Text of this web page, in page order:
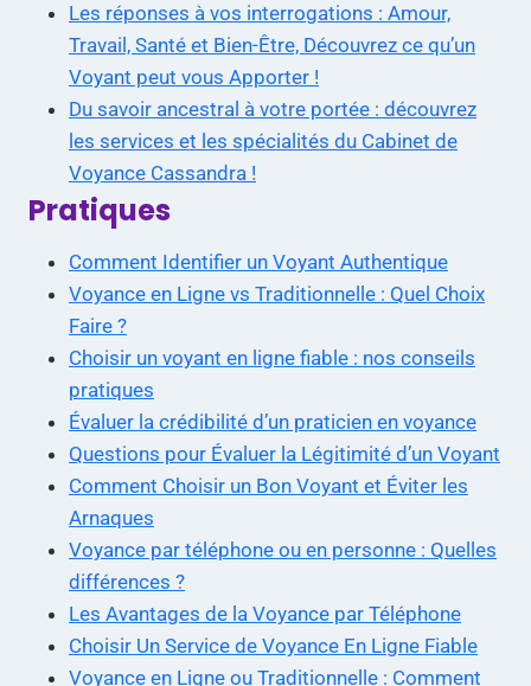
Les réponses à vos interrogations : Amour,
Travail, Santé et Bien-Être, Découvrez ce qu’un
Voyant peut vous Apporter !
Du savoir ancestral à votre portée : découvrez
les services et les spécialités du Cabinet de
Voyance Cassandra !
Pratiques
Comment Identifier un Voyant Authentique
Voyance en Ligne vs Traditionnelle : Quel Choix
Faire ?
Choisir un voyant en ligne fiable : nos conseils
pratiques
Évaluer la crédibilité d’un praticien en voyance
Questions pour Évaluer la Légitimité d’un Voyant
Comment Choisir un Bon Voyant et Éviter les
Arnaques
Voyance par téléphone ou en personne : Quelles
différences ?
Les Avantages de la Voyance par Téléphone
Choisir Un Service de Voyance En Ligne Fiable
Voyance en Ligne ou Traditionnelle : Comment